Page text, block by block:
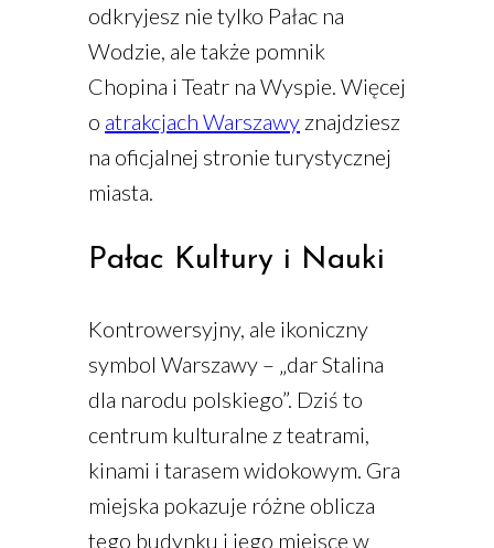
odkryjesz nie tylko Pałac na
Wodzie, ale także pomnik
Chopina i Teatr na Wyspie. Więcej
o atrakcjach Warszawy znajdziesz
na oficjalnej stronie turystycznej
miasta.
Pałac Kultury i Nauki
Kontrowersyjny, ale ikoniczny
symbol Warszawy – „dar Stalina
dla narodu polskiego”. Dziś to
centrum kulturalne z teatrami,
kinami i tarasem widokowym. Gra
miejska pokazuje różne oblicza
tego budynku i jego miejsce w